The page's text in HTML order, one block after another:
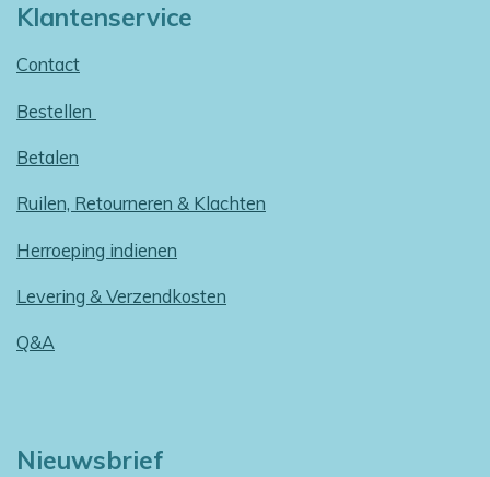
Klantenservice
Contact
Bestellen
Betalen
Ruilen, Retourneren & Klachten
Herroeping indienen
Levering & Verzendkosten
Q&A
Nieuwsbrief